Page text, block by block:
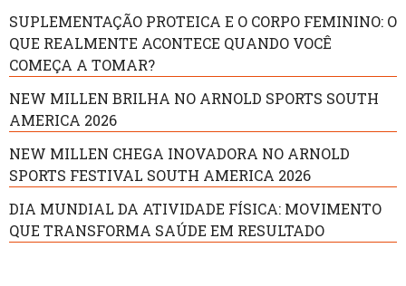
SUPLEMENTAÇÃO PROTEICA E O CORPO FEMININO: O
QUE REALMENTE ACONTECE QUANDO VOCÊ
COMEÇA A TOMAR?
NEW MILLEN BRILHA NO ARNOLD SPORTS SOUTH
AMERICA 2026
NEW MILLEN CHEGA INOVADORA NO ARNOLD
SPORTS FESTIVAL SOUTH AMERICA 2026
DIA MUNDIAL DA ATIVIDADE FÍSICA: MOVIMENTO
QUE TRANSFORMA SAÚDE EM RESULTADO